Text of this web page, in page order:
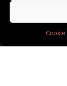
Cookie
Today,
400